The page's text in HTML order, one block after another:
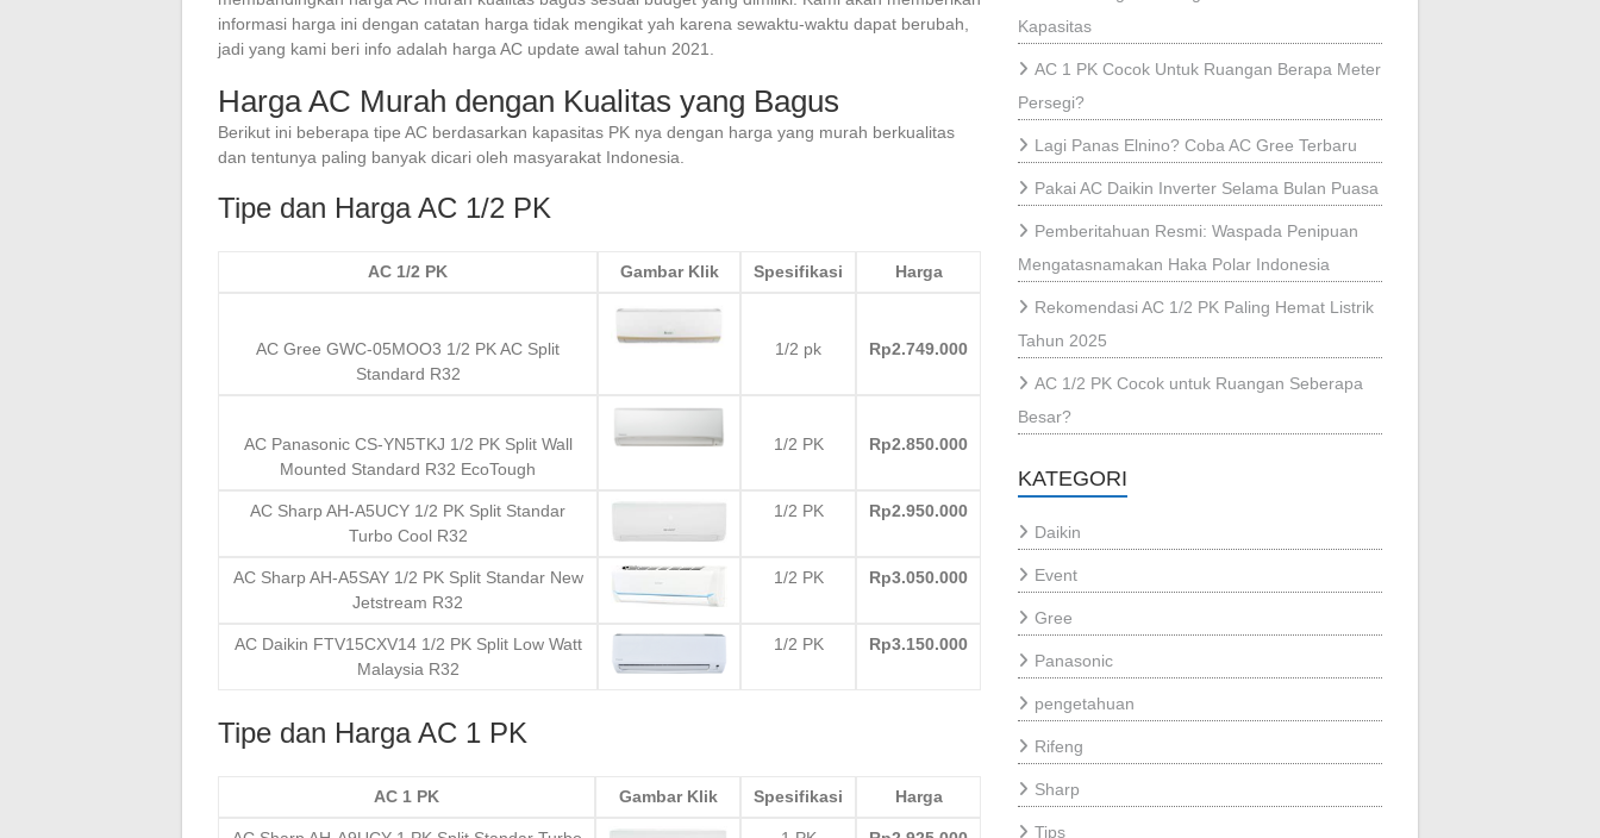
informasi harga ini dengan catatan harga tidak mengikat yah karena sewaktu-waktu dapat berubah,
jadi yang kami beri info adalah harga AC update awal tahun 2021.
Harga AC Murah dengan Kualitas yang Bagus
Berikut ini beberapa tipe AC berdasarkan kapasitas PK nya dengan harga yang murah berkualitas
dan tentunya paling banyak dicari oleh masyarakat Indonesia.
Tipe dan Harga AC 1/2 PK
AC 1/2 PK Gambar Klik Spesifikasi Harga
AC Gree GWC-05MOO3 1/2 PK AC Split
Standard R32
1/2 pk Rp2.749.000
AC Panasonic CS-YN5TKJ 1/2 PK Split Wall
Mounted Standard R32 EcoTough
1/2 PK Rp2.850.000
AC Sharp AH-A5UCY 1/2 PK Split Standar
Turbo Cool R32
1/2 PK Rp2.950.000
AC Sharp AH-A5SAY 1/2 PK Split Standar New
Jetstream R32
1/2 PK Rp3.050.000
AC Daikin FTV15CXV14 1/2 PK Split Low Watt
Malaysia R32
1/2 PK Rp3.150.000
Tipe dan Harga AC 1 PK
AC 1 PK Gambar Klik Spesifikasi Harga
Kapasitas
AC 1 PK Cocok Untuk Ruangan Berapa Meter
Persegi?
Lagi Panas Elnino? Coba AC Gree Terbaru
Pakai AC Daikin Inverter Selama Bulan Puasa
Pemberitahuan Resmi: Waspada Penipuan
Mengatasnamakan Haka Polar Indonesia
Rekomendasi AC 1/2 PK Paling Hemat Listrik
Tahun 2025
AC 1/2 PK Cocok untuk Ruangan Seberapa
Besar?
KATEGORI
Daikin
Event
Gree
Panasonic
pengetahuan
Rifeng
Sharp
Tips